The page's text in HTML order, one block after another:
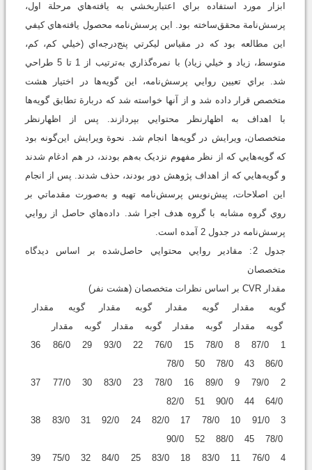
ابزار مورد استفاده براي اعتباربخشي به يافته‌هاي مرحلة اول،
پرسش‌نامة محقق‌ساخته بود. اين پرسش‌نامه محصول يافته‌هاي كيفي
اين مطالعه بود كه در مقياس ليكرتي پنج‌درجه‌اي (خيلي کم، کم،
متوسط، زياد و خيلي زياد) با نمره‌گذاري به‌ترتيب از 1 تا 5 طراحي
شد. براي تعيين روايي پرسش‌نامه، اين گويه‌ها در اختيار هشت
متخصص قرار داده شد و از آنها خواسته شد که دربارة تطابق گويه‌ها
با اهداف به اظهارنظر محتوايي بپردازند. پس از اظهارنظر
متخصصان، ويرايش در گويه‌ها انجام شد. نحوة ويرايش اين‌گونه بود
که گويه‌هايي که از نظر مفهوم نزديک به‌هم بودند، در هم ادغام شدند
و گويه‌هايي که از اهداف پژوهش دور بودند، حذف شدند. پس از انجام
اين اصلاحات، پيش‌نويس پرسش‌نامه تهيه و به‌صورت مقدماتي بر
روي گروه مشابه با گروه هدف اجرا شد. داده‌هاي حاصل از روايي
پرسش‌نامه در جدول 2 آمده است.
جدول 2: مقادير روايي محتوايي حاصل‌شده بر اساس ديدگاه
متخصصان
مقدار CVR بر اساس نظرات متخصصان (هشت نفر)
گويه مقدار گويه مقدار گوبه مقدار گويه مقدار
گويه مقدار گوبه مقدار گوبه مقدار گوبه مقدار
1 87/0 8 78/0 15 76/0 22 93/0 29 86/0 36
2 79/0 9 89/0 16 78/0 23 83/0 30 77/0 37
3 91/0 10 78/0 17 82/0 24 92/0 31 83/0 38
4 76/0 11 83/0 18 83/0 25 84/0 32 75/0 39